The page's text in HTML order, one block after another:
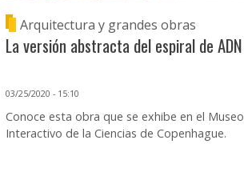
Arquitectura y grandes obras
La versión abstracta del espiral de ADN
03/25/2020 - 15:10
Conoce esta obra que se exhibe en el Museo
Interactivo de la Ciencias de Copenhague.